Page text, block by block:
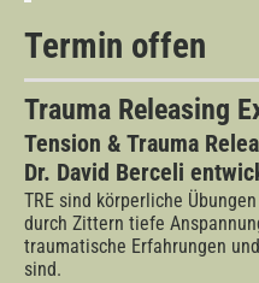
Termin offen
Trauma Releasing
Tension & Trauma
Dr. David Berceli
TRE sind körperliche
durch Zittern tiefe
traumatische Erfahrungen
sind.